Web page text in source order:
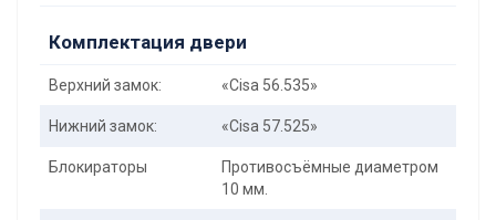
Комплектация двери
Верхний замок: «Cisa 56.535»
Нижний замок: «Cisa 57.525»
Блокираторы
Противосъёмные диаметром
10 мм.